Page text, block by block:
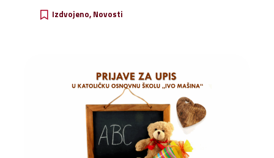
mjerenje klimatskih elemenata. Upoznali smo se s
kako struje topli i hladni zrak. Tijekom sata naučili
smo mnogo novih pojmova koje do sada nismo
poznavali. Zahvaljujući ovom zanimljivom i
poučnom satu sada ćemo lakše pratiti vremensku
prognozu i bolje razumjeti sve ono o čemu
meteorolozi govore. Sat je bio...
Izdvojeno Novosti